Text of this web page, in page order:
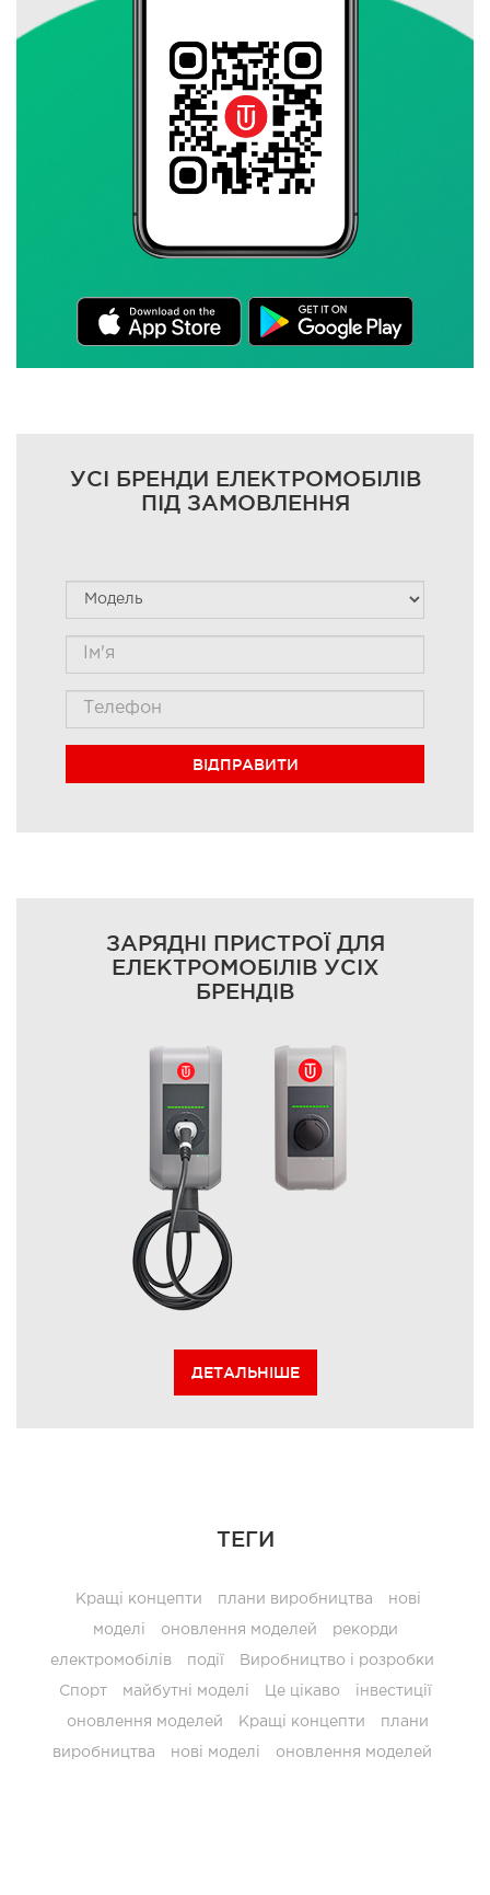
УСІ БРЕНДИ ЕЛЕКТРОМОБІЛІВ
ПІД ЗАМОВЛЕННЯ
ВІДПРАВИТИ
ЗАРЯДНІ ПРИСТРОЇ ДЛЯ
ЕЛЕКТРОМОБІЛІВ УСІХ
БРЕНДІВ
ДЕТАЛЬНІШЕ
ТЕГИ
Кращі концепти плани виробництва нові
моделі оновлення моделей рекорди
електромобілів події Виробництво і розробки
Спорт майбутні моделі Це цікаво інвестиції
оновлення моделей Кращі концепти плани
виробництва нові моделі оновлення моделей